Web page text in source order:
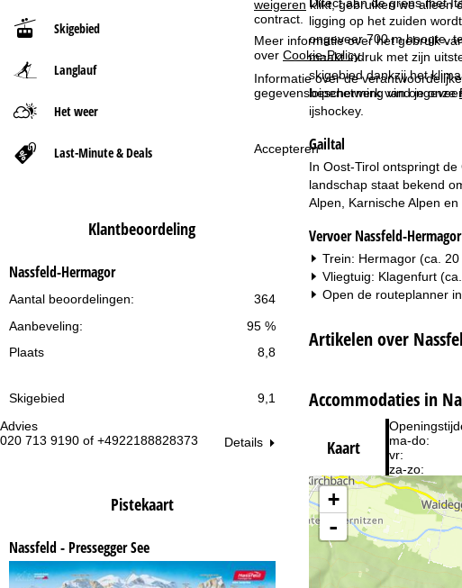
weigeren klikt, gebruiken we alleen
contract.
Meer informatie over het gebruik
over Cookie-Policy.
Informatie over de
gegevensbescherming vind je onze
Accepteren
Advies
020 713 9190 of +4922188828373
ma-do:
vr:
za-zo:
Skigebied
Langlauf
Het weer
Last-Minute & Deals
Klantbeoordeling
Nassfeld-Hermagor
364
Aantal beoordelingen:
95 %
Aanbeveling:
Plaats
8,8
Skigebied 9,1
Details
Pistekaart
Nassfeld - Pressegger See
t
p
a
g
i
a
ligging op het zuiden
ongeveer 700 m hoogte,
maakt indruk met zijn
skigebied dankzij het
loipenetwerk van
ijshockey.
Gailtal
In Oost-Tirol ontspringt
landschap staat bekend
Alpen, Karnische Alpen
Vervoer Nassfeld-Hermagor
Trein: Hermagor (ca.
Vliegtuig: Klagenfurt
Open de routeplanner in
Artikelen over
Accommodaties in
Kaart
+
-